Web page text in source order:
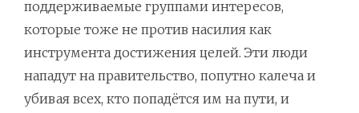
поддерживаемые группами интересов,
которые тоже не против насилия как
инструмента достижения целей. Эти люди
нападут на правительство, попутно калеча и
убивая всех, кто попадётся им на пути, и